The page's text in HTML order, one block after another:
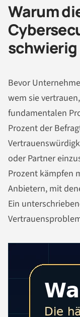
Warum
Bevor
wem sie
fundamentalen
Prozent der
oder Partner
Prozent kämpfen
Anbietern, mit
Ein